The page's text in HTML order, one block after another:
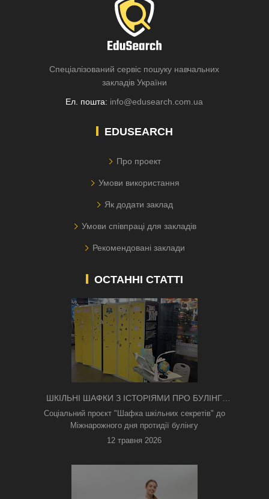
Спеціалізований сервіс пошуку навчальних
закладів України
Ел. пошта: info@edusearch.com.ua
EDUSEARCH
Про проект
Умови використання
Як додати заклад
Умови співпраці для закладів
Рекомендовані заклади
ОСТАННІ СТАТТІ
ШКІЛЬНІ ШАФКИ З ІСТОРІЯМИ ПРО БУЛІНГ
З'ЯВИЛИСЯ В КИЄВІ
Соціальний проєкт "Шафка шкільних секретів" до
Міжнарожного дня протидії булінгу
12 травня 2026